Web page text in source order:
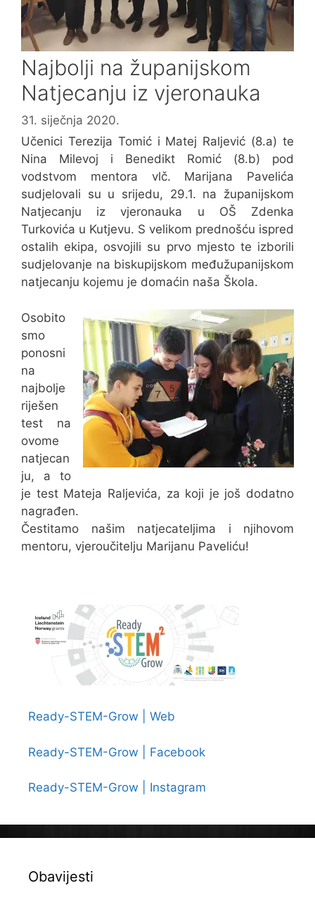
Najbolji na županijskom
Natjecanju iz vjeronauka
31. siječnja 2020.
Učenici Terezija Tomić i Matej Raljević (8.a) te
Nina Milevoj i Benedikt Romić (8.b) pod
vodstvom mentora vlč. Marijana Pavelića
sudjelovali su u srijedu, 29.1. na županijskom
Natjecanju iz vjeronauka u OŠ Zdenka
Turkovića u Kutjevu. S velikom prednošću ispred
ostalih ekipa, osvojili su prvo mjesto te izborili
sudjelovanje na biskupijskom međužupanijskom
natjecanju kojemu je domaćin naša Škola.
Osobito
smo
ponosni
na
najbolje
riješen
test na
ovome
natjecan
ju, a to
je test Mateja Raljevića, za koji je još dodatno
nagrađen.
Čestitamo našim natjecateljima i njihovom
mentoru, vjeroučitelju Marijanu Paveliću!
Ready-STEM-Grow | Web
Ready-STEM-Grow | Facebook
Ready-STEM-Grow | Instagram
Obavijesti